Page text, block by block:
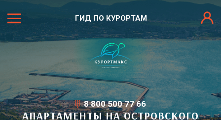
ГИД ПО КУРОРТАМ
8 800 500 77 66
АПАРТАМЕНТЫ НА ОСТРОВСКОГО